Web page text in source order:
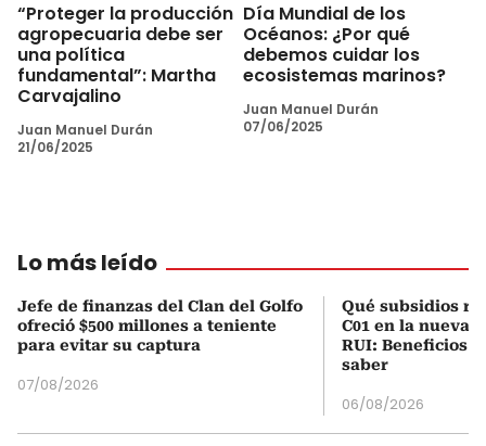
“Proteger la producción
agropecuaria debe ser
una política
fundamental”: Martha
Carvajalino
Juan Manuel Durán
21/06/2025
Día Mundial de los
Océanos: ¿Por qué
debemos cuidar los
ecosistemas marinos?
Juan Manuel Durán
07/06/2025
Lo más leído
Jefe de finanzas del Clan del Golfo
ofreció $500 millones a teniente
para evitar su captura
07/08/2026
Qué subsidios
C01 en la nueva
RUI: Beneficios
saber
06/08/2026